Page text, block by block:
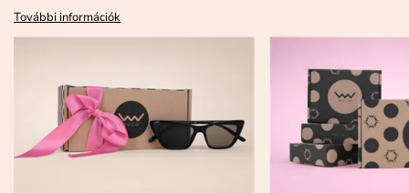
További információk